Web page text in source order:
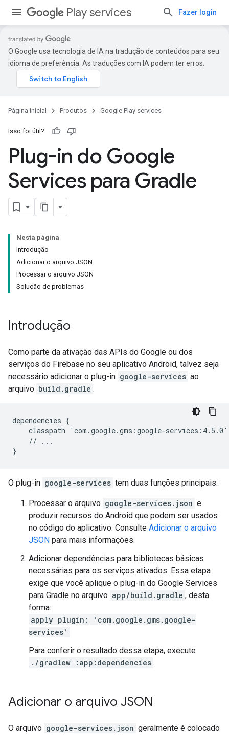
Play services Fazer login
O Google usa tecnologia de IA na tradução de conteúdos para seu
idioma de preferência. As traduções com IA podem ter erros.
Página inicial Produtos Google Play services
Isso foi útil?
Plug-in do Google
Services para Gradle
Nesta página
Introdução
Adicionar o arquivo JSON
Processar o arquivo JSON
Solução de problemas
Introdução
Como parte da ativação das APIs do Google ou dos
serviços do Firebase no seu aplicativo Android, talvez seja
necessário adicionar o plug-in google-services ao
arquivo build.gradle :
dependencies {
    classpath 'com.google.gms:google-services:4.5.0'
    // ...
O plug-in google-services tem duas funções principais:
Processar o arquivo google-services.json e
produzir recursos do Android que podem ser usados
no código do aplicativo. Consulte Adicionar o arquivo
JSON para mais informações.
Adicionar dependências para bibliotecas básicas
necessárias para os serviços ativados. Essa etapa
exige que você aplique o plug-in do Google Services
para Gradle no arquivo app/build.gradle , desta
forma:
apply plugin: 'com.google.gms.google-
services'
Para conferir o resultado dessa etapa, execute
./gradlew :app:dependencies .
Adicionar o arquivo JSON
O arquivo google-services.json geralmente é colocado